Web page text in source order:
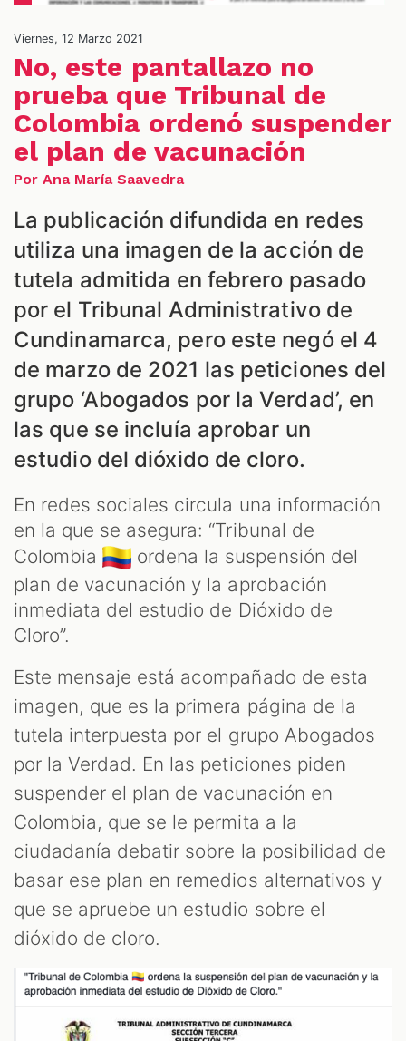
Viernes, 12 Marzo 2021
No, este pantallazo no
prueba que Tribunal de
Colombia ordenó suspender
el plan de vacunación
Por Ana María Saavedra
La publicación difundida en redes
utiliza una imagen de la acción de
tutela admitida en febrero pasado
por el Tribunal Administrativo de
Cundinamarca, pero este negó el 4
de marzo de 2021 las peticiones del
grupo ‘Abogados por la Verdad’, en
las que se incluía aprobar un
estudio del dióxido de cloro.
En redes sociales circula una información
en la que se asegura: “Tribunal de
Colombia
ordena la suspensión del
plan de vacunación y la aprobación
inmediata del estudio de Dióxido de
Cloro”.
Este mensaje está acompañado de esta
imagen, que es la primera página de la
tutela interpuesta por el grupo Abogados
por la Verdad. En las peticiones piden
suspender el plan de vacunación en
Colombia, que se le permita a la
ciudadanía debatir sobre la posibilidad de
basar ese plan en remedios alternativos y
que se apruebe un estudio sobre el
dióxido de cloro.